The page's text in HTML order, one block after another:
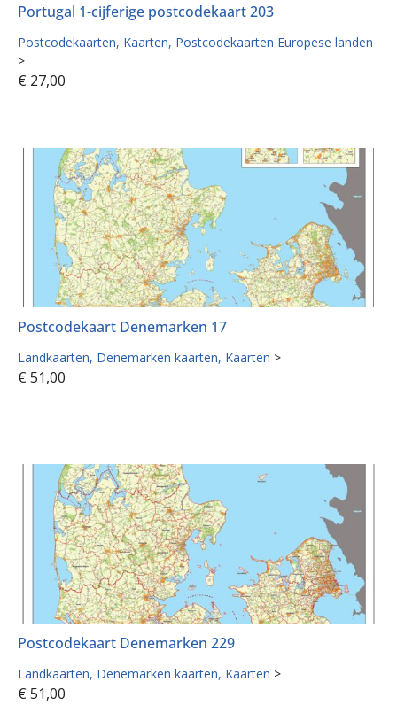
Portugal 1-cijferige postcodekaart 203
Postcodekaarten Kaarten Postcodekaarten Europese landen
>
€ 27,00
Postcodekaart Denemarken 17
Landkaarten Denemarken kaarten Kaarten >
€ 51,00
Postcodekaart Denemarken 229
Landkaarten Denemarken kaarten Kaarten >
€ 51,00